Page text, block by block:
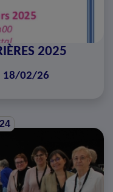
2025
18/02/26